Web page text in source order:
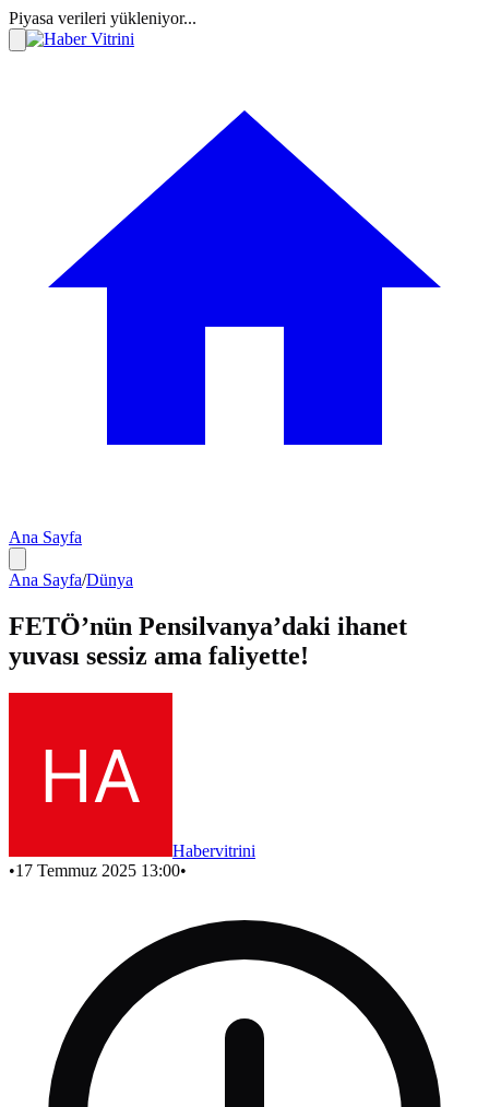
Piyasa verileri yükleniyor...
Ana Sayfa
Ana Sayfa/Dünya
FETÖ’nün Pensilvanya’daki ihanet
yuvası sessiz ama faliyette!
Habervitrini
•17 Temmuz 2025 13:00•